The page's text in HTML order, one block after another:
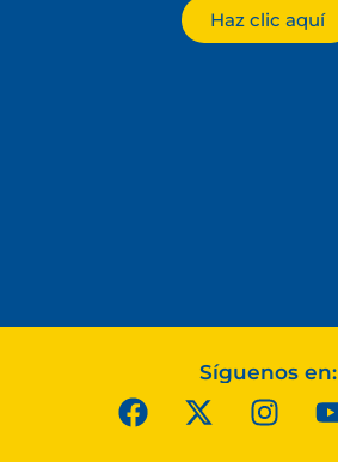
Haz clic aquí
Síguenos en: